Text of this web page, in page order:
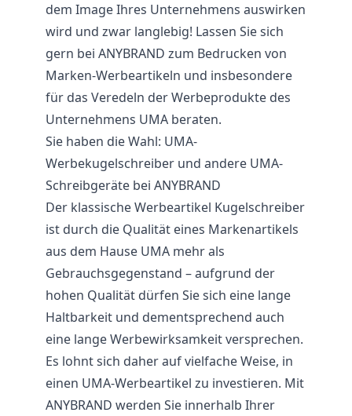
dem Image Ihres Unternehmens auswirken
wird und zwar langlebig! Lassen Sie sich
gern bei ANYBRAND zum Bedrucken von
Marken-Werbeartikeln und insbesondere
für das Veredeln der Werbeprodukte des
Unternehmens UMA beraten.
Sie haben die Wahl: UMA-
Werbekugelschreiber und andere UMA-
Schreibgeräte bei ANYBRAND
Der klassische Werbeartikel Kugelschreiber
ist durch die Qualität eines Markenartikels
aus dem Hause UMA mehr als
Gebrauchsgegenstand – aufgrund der
hohen Qualität dürfen Sie sich eine lange
Haltbarkeit und dementsprechend auch
eine lange Werbewirksamkeit versprechen.
Es lohnt sich daher auf vielfache Weise, in
einen UMA-Werbeartikel zu investieren. Mit
ANYBRAND werden Sie innerhalb Ihrer